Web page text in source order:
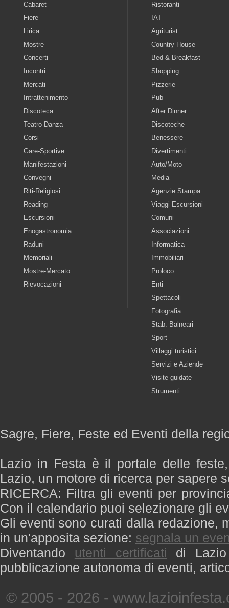
Cabaret
Fiere
Lirica
Mostre
Concerti
Incontri
Mercati
Intrattenimento
Discoteca
Teatro-Danza
Corsi
Gare-Sportive
Manifestazioni
Convegni
Riti-Religiosi
Reading
Escursioni
Enogastronomia
Raduni
Memoriali
Mostre-Mercato
Rievocazioni
Ristoranti
IAT
Agriturist
Country House
Bed & Breakfast
Shopping
Pizzerie
Pub
After Dinner
Discoteche
Benessere
Divertimenti
Auto/Moto
Media
Agenzie Stampa
Viaggi Escursioni
Comuni
Associazioni
Informatica
Immobiliari
Proloco
Enti
Spettacoli
Fotografia
Stab. Balneari
Sport
Villaggi turistici
Servizi e Aziende
Visite guidate
Strumenti
Sagre, Fiere, Feste ed Eventi della
Lazio in Festa è il portale delle
Lazio, un motore di ricerca per sapere
RICERCA: Filtra gli eventi per
Con il calendario puoi selezionare gli
Gli eventi sono curati dalla redazione,
in un'apposita sezione: segnala un
Diventando utenti certificati di
pubblicazione autonoma di eventi,
© 2005 - 2026 -